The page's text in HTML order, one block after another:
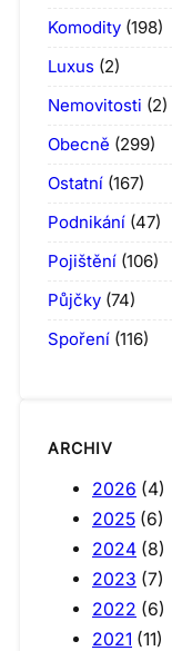
Komodity (198)
Luxus (2)
Nemovitosti (2)
Obecně (299)
Ostatní (167)
Podnikání (47)
Pojištění (106)
Půjčky (74)
Spoření (116)
ARCHIV
2026 (4)
2025 (6)
2024 (8)
2023 (7)
2022 (6)
2021 (11)